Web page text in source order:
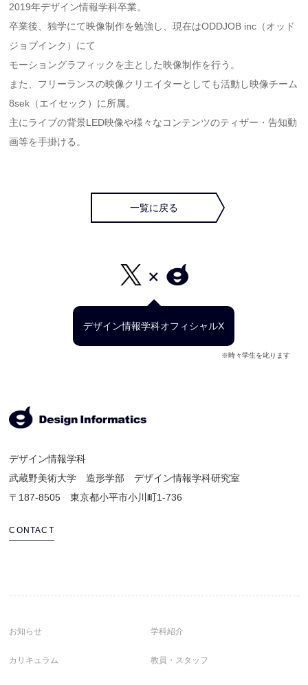
2019年デザイン情報学科卒業。
卒業後、独学にて映像制作を勉強し、現在はODDJOB inc（オッド
ジョブインク）にて
モーショングラフィックを主とした映像制作を行う。
また、フリーランスの映像クリエイターとしても活動し映像チーム
8sek（エイセック）に所属。
主にライブの背景LED映像や様々なコンテンツのティザー・告知動
画等を手掛ける。
一覧に戻る
デザイン情報学科オフィシャルX
※時々学生を叱ります
デザイン情報学科
武蔵野美術大学 造形学部 デザイン情報学科研究室
〒187-8505 東京都小平市小川町1-736
CONTACT
お知らせ 学科紹介
カリキュラム 教員・スタッフ